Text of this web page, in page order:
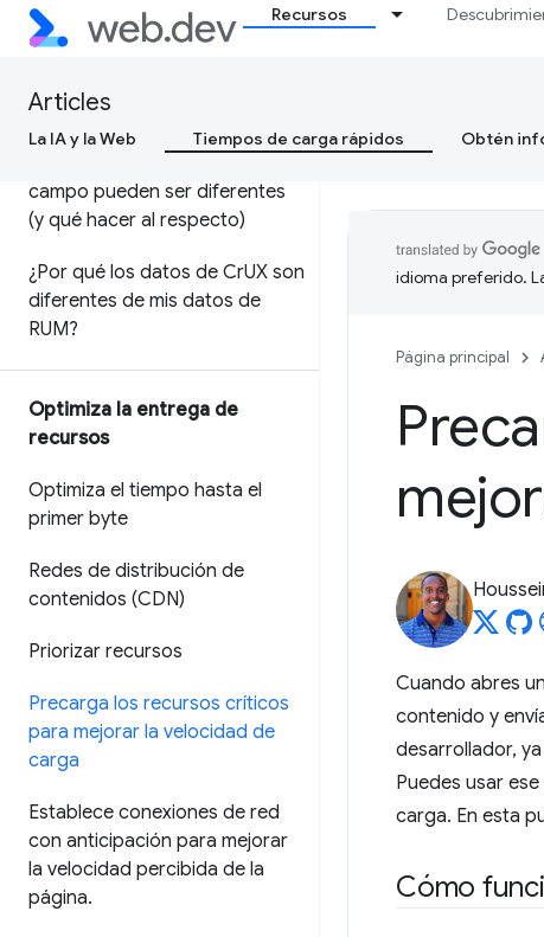
Recursos
Articles
La IA y la Web Tiempos de carga rápidos Obtén
Uso del informe de UX de
rendimiento en el campo
campo pueden ser diferentes
(y qué hacer al respecto)
¿Por qué los datos de CrUX son
diferentes de mis datos de
RUM?
Optimiza la entrega de
recursos
Optimiza el tiempo hasta el
primer byte
Redes de distribución de
contenidos (CDN)
Priorizar recursos
Precarga los recursos críticos
para mejorar la velocidad de
carga
Establece conexiones de red
con anticipación para mejorar
la velocidad percibida de la
página.
idioma preferido.
Página principal
Cuando abres
contenido y
desarrollador,
Puedes usar
carga. En esta
Cómo